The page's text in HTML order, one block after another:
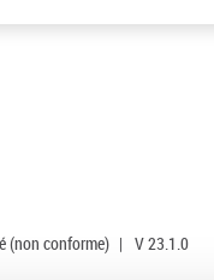
(non conforme) | V 23.1.0